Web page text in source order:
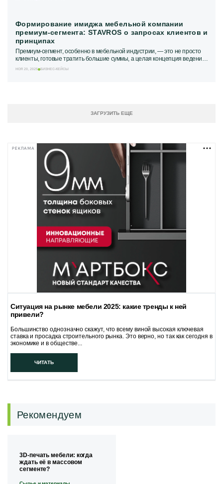
Формирование имиджа мебельной компании
премиум-сегмента: STAVROS о запросах клиентов и
принципах
Премиум-сегмент, особенно в мебельной индустрии, — это не просто
клиенты, готовые тратить большие суммы, а целая концепция ведения
бизнеса. Здесь требуется...
НОЯ 20, 2025 БИЗНЕС-КЕЙСЫ
ЗАГРУЗИТЬ ЕЩЕ
РЕКЛАМА
Ситуация на рынке мебели 2025: какие тренды к ней
привели?
Большинство однозначно скажут, что всему виной высокая ключевая
ставка и просадка строительного рынка. Это верно, но так как сегодня в
экономике и в обществе...
ЧИТАТЬ
Рекомендуем
3D-печать мебели: когда
ждать её в массовом
сегменте?